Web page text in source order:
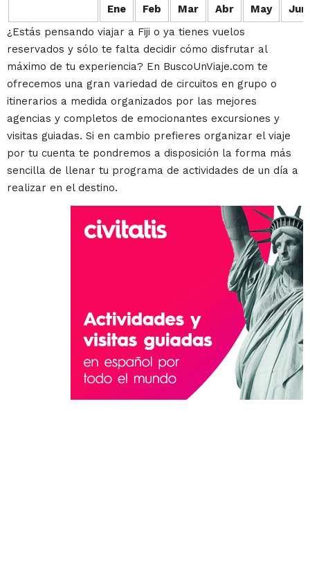
Ene Feb Mar Abr May
Jun
¿Estás pensando viajar a Fiji o ya tienes vuelos
reservados y sólo te falta decidir cómo disfrutar al
máximo de tu experiencia? En BuscoUnViaje.com te
ofrecemos una gran variedad de circuitos en grupo o
itinerarios a medida organizados por las mejores
agencias y completos de emocionantes excursiones y
visitas guiadas. Si en cambio prefieres organizar el viaje
por tu cuenta te pondremos a disposición la forma más
sencilla de llenar tu programa de actividades de un día a
realizar en el destino.